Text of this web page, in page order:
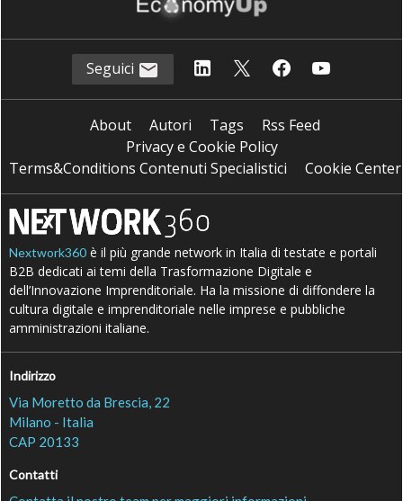
Seguici
About Autori Tags
Rss Feed
Privacy e Cookie Policy
Terms&Conditions Contenuti Specialistici
Cookie Center
Nextwork360 è il più grande network in Italia di testate e portali
B2B dedicati ai temi della Trasformazione Digitale e
dell’Innovazione Imprenditoriale. Ha la missione di diffondere la
cultura digitale e imprenditoriale nelle imprese e pubbliche
amministrazioni italiane.
Indirizzo
Via Moretto da Brescia, 22
Milano - Italia
CAP 20133
Contatti